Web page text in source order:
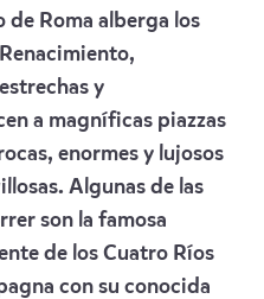
de Roma alberga los
y
a magníficas piazzas
enormes y lujosos
Algunas de las
son la famosa
de los Cuatro Ríos
con su conocida